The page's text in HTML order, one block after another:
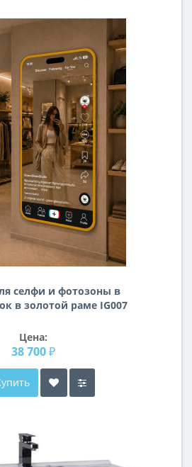
селфи и фотозоны в
в золотой раме IG007
Цена:
38 700 ₽